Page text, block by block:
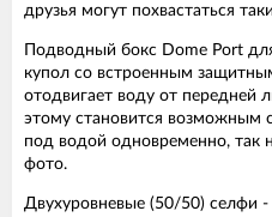
друзья могут похвастаться
Подводный бокс Dome Port
купол со встроенным
отодвигает воду от передней
этому становится возможным
под водой одновременно, так
фото.
Двухуровневые (50/50) селфи